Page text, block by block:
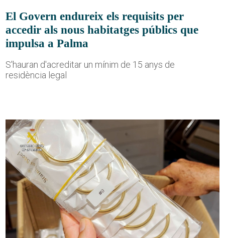
El Govern endureix els requisits per
accedir als nous habitatges públics que
impulsa a Palma
S'hauran d'acreditar un mínim de 15 anys de
residència legal